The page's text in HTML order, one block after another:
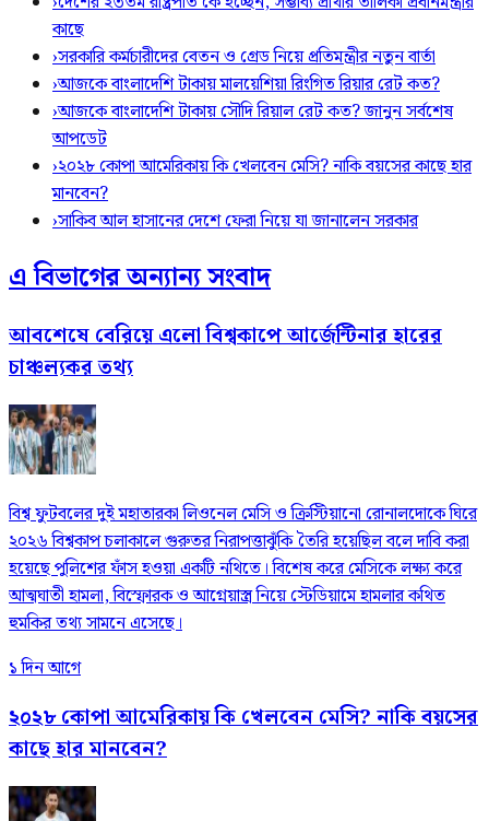
কাছে
›সরকারি কর্মচারীদের বেতন ও গ্রেড নিয়ে প্রতিমন্ত্রীর নতুন বার্তা
›আজকে বাংলাদেশি টাকায় মালয়েশিয়া রিংগিত রিয়ার রেট কত?
›আজকে বাংলাদেশি টাকায় সৌদি রিয়াল রেট কত? জানুন সর্বশেষ
আপডেট
›২০২৮ কোপা আমেরিকায় কি খেলবেন মেসি? নাকি বয়সের কাছে হার
মানবেন?
›সাকিব আল হাসানের দেশে ফেরা নিয়ে যা জানালেন সরকার
এ বিভাগের অন্যান্য সংবাদ
আবশেষে বেরিয়ে এলো বিশ্বকাপে আর্জেন্টিনার হারের
চাঞ্চল্যকর তথ্য
বিশ্ব ফুটবলের দুই মহাতারকা লিওনেল মেসি ও ক্রিস্টিয়ানো রোনালদোকে ঘিরে
২০২৬ বিশ্বকাপ চলাকালে গুরুতর নিরাপত্তাঝুঁকি তৈরি হয়েছিল বলে দাবি করা
হয়েছে পুলিশের ফাঁস হওয়া একটি নথিতে। বিশেষ করে মেসিকে লক্ষ্য করে
আত্মঘাতী হামলা, বিস্ফোরক ও আগ্নেয়াস্ত্র নিয়ে স্টেডিয়ামে হামলার কথিত
হুমকির তথ্য সামনে এসেছে।
১ দিন আগে
২০২৮ কোপা আমেরিকায় কি খেলবেন মেসি? নাকি বয়সের
কাছে হার মানবেন?